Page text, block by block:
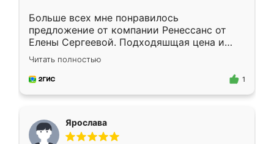
Больше всех мне понравилось
предложение от компании Ренессанс от
Елены Сергеевой. Подходяшщая цена и
короткие сроки изготовления. Приехавший
для замера сотрудник Владислав
предложил по моему эскизу самый
Читать полностью
1
Ярослава